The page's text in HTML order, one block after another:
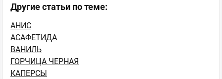
Другие статьи по теме:
АНИС
АСАФЕТИДА
ВАНИЛЬ
ГОРЧИЦА ЧЕРНАЯ
КАПЕРСЫ